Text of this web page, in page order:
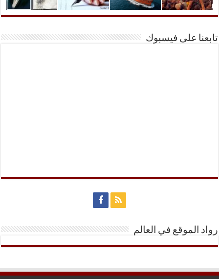
تابعنا على فيسبوك
رواد الموقع في العالم